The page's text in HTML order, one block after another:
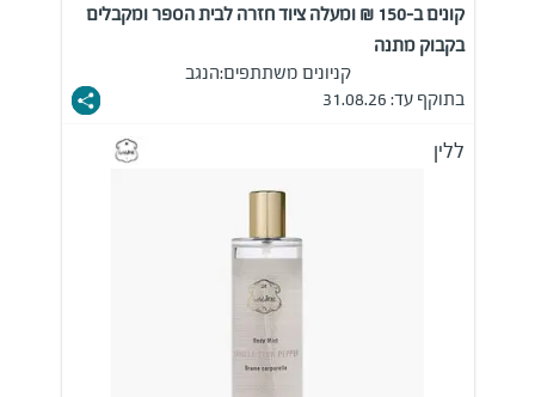
קונים ב-150 ₪ ומעלה ציוד חזרה לבית הספר ומקבלים
בקבוק מתנה
קניונים משתתפים:הנגב
בתוקף עד: 31.08.26
ללין